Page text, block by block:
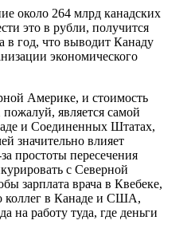
около 264 млрд канадских
это в рубли, получится
в год, что выводит Канаду
экономического
Америке, и стоимость
пожалуй, является самой
и Соединенных Штатах,
значительно влияет
простоты пересечения
с Северной
зарплата врача в Квебеке,
коллег в Канаде и США,
на работу туда, где деньги